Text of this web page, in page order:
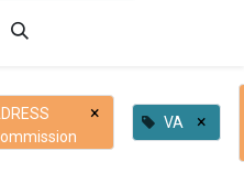
× VA ×